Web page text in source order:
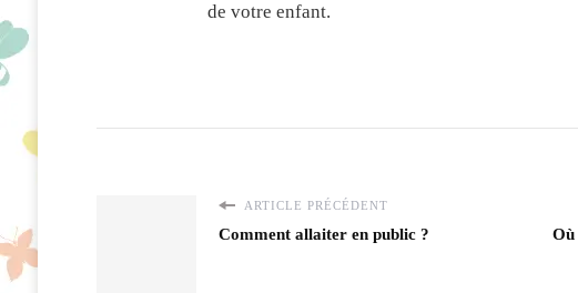
de votre enfant.
ARTICLE PRÉCÉDENT
Comment allaiter en public ?
Où